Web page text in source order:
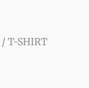
/ T-SHIRT